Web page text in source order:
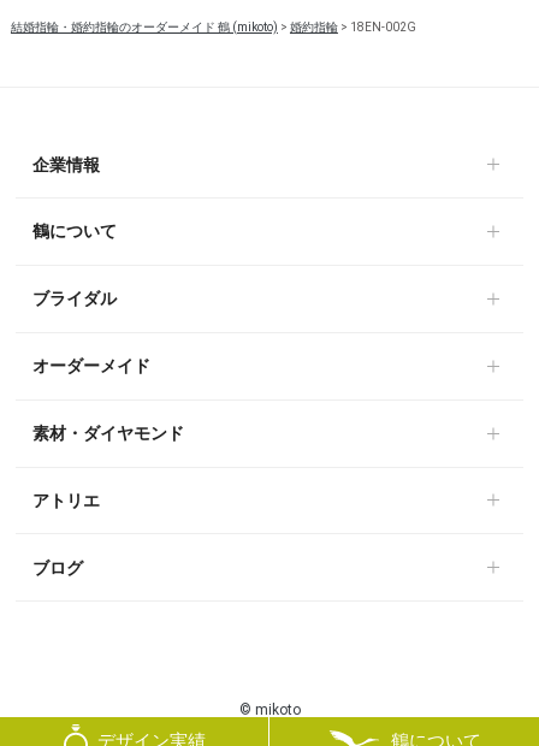
デザイン実績 鶴について
結婚指輪・婚約指輪のオーダーメイド 鶴 (mikoto) > 婚約指輪> 18EN-002G
企業情報
鶴について
ブライダル
オーダーメイド
素材・ダイヤモンド
アトリエ
ブログ
© mikoto